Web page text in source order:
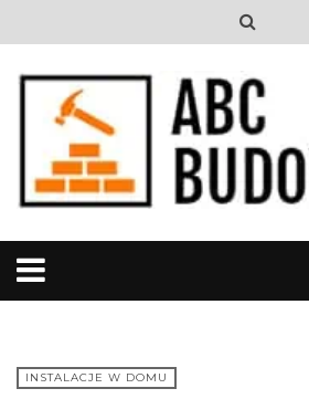
INSTALACJE W DOMU